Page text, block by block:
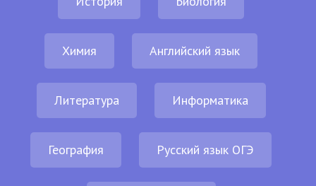
Химия Английский язык
Литература Информатика
География Русский язык ОГЭ